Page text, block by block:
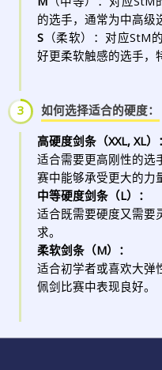
的选手，通常为中高级
S （柔软）：对应StM
好更柔软触感的选手，
3
如何选择适合的硬度：
高硬度剑条（XXL, XL）：
适合需要更高刚性的选
赛中能够承受更大的力
中等硬度剑条（L）：
适合既需要硬度又需要
求。
柔软剑条（M）：
适合初学者或喜欢大弹
佩剑比赛中表现良好。